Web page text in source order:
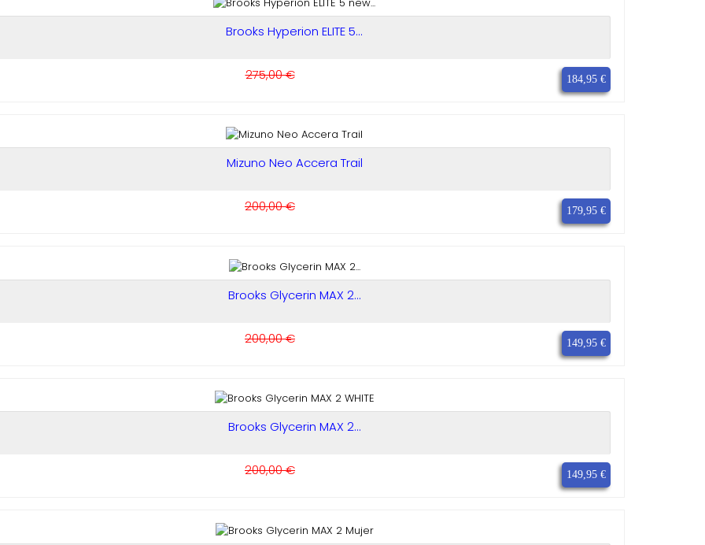
Brooks Hyperion ELITE 5...
275,00 € 184,95 €
Mizuno Neo Accera Trail
200,00 € 179,95 €
Brooks Glycerin MAX 2...
200,00 € 149,95 €
Brooks Glycerin MAX 2...
200,00 € 149,95 €